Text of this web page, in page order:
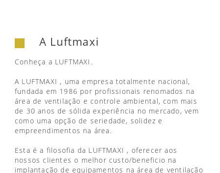
A Luftmaxi
Conheça a LUFTMAXI.
A LUFTMAXI , uma empresa totalmente nacional,
fundada em 1986 por profissionais renomados na
área de ventilação e controle ambiental, com mais
de 30 anos de sólida experiência no mercado, vem
como uma opção de seriedade, solidez e
empreendimentos na área.
Esta é a filosofia da LUFTMAXI , oferecer aos
nossos clientes o melhor custo/beneficio na
implantação de equipamentos na área de ventilação